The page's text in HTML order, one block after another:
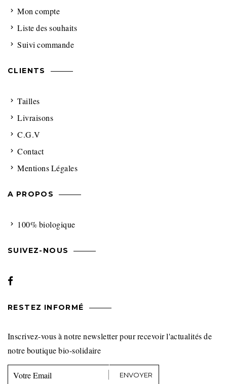
Mon compte
Liste des souhaits
Suivi commande
CLIENTS
Tailles
Livraisons
C.G.V
Contact
Mentions Légales
A PROPOS
100% biologique
SUIVEZ-NOUS
RESTEZ INFORMÉ
Inscrivez-vous à notre newsletter pour recevoir l'actualités de
notre boutique bio-solidaire